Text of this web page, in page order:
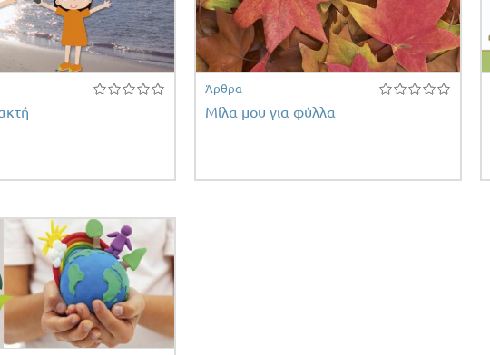
Άρθρα
Μίλα μου για φύλλα